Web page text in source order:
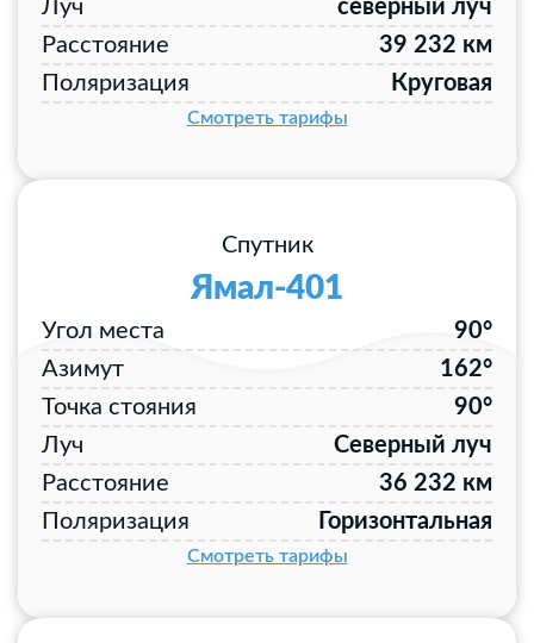
Луч
северный луч
Расстояние
39 232 км
Поляризация
Круговая
Смотреть тарифы
Спутник
Ямал-401
Угол места
90°
Азимут
162°
Точка стояния
90°
Луч
Северный луч
Расстояние
36 232 км
Поляризация
Горизонтальная
Смотреть тарифы